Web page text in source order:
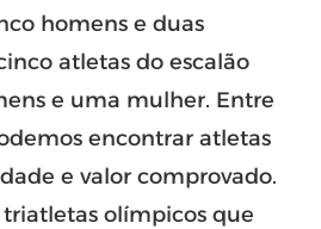
homens e duas
atletas do escalão
e uma mulher. Entre
encontrar atletas
e valor comprovado.
triatletas olímpicos que